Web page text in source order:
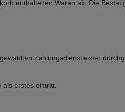
enthaltenen Waren ab. Die
Zahlungsdienstleister
als erstes eintritt.